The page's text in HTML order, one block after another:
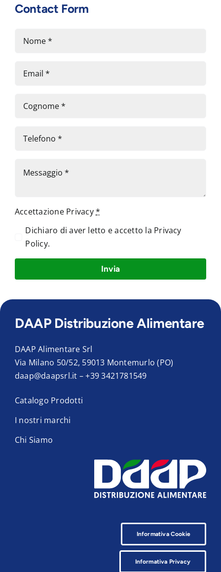
Contact Form
Accettazione Privacy*
Dichiaro di aver letto e accetto la Privacy
Policy.
Invia
DAAP Distribuzione Alimentare
DAAP Alimentare Srl
Via Milano 50/52, 59013 Montemurlo (PO)
daap@daapsrl.it –+39 3421781549
Catalogo Prodotti
I nostri marchi
Chi Siamo
Informativa Cookie
Informativa Privacy